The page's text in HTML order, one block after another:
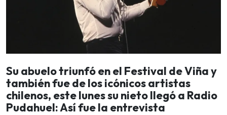
Su abuelo triunfó en el Festival de Viña y
también fue de los icónicos artistas
chilenos, este lunes su nieto llegó a Radio
Pudahuel: Así fue la entrevista